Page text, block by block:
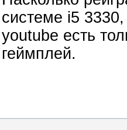
системе i5
youtube есть
геймплей.